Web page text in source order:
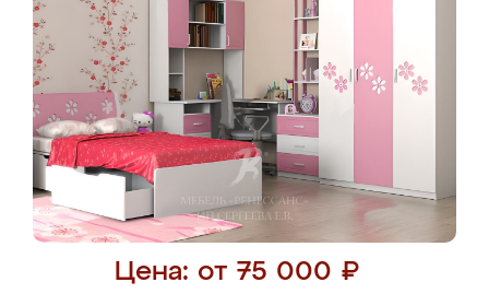
Цена: от 75 000 ₽